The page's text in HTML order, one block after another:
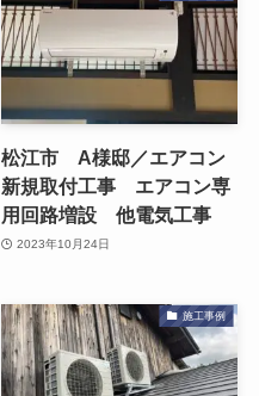
松江市 A様邸／エアコン
新規取付工事 エアコン専
用回路増設 他電気工事
2023年10月24日
施工事例